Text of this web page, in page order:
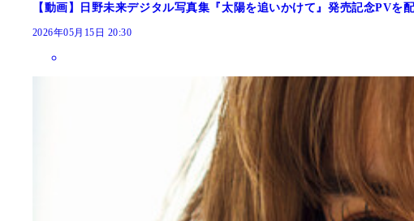
【動画】日野未来デジタル写真集『太陽を追いかけて』発売記念PVを
2026年05月15日 20:30